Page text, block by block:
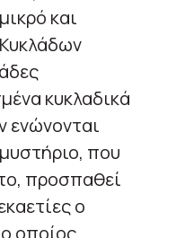
και
κυκλαδικά
ενώνονται
που
προσπαθεί
ο